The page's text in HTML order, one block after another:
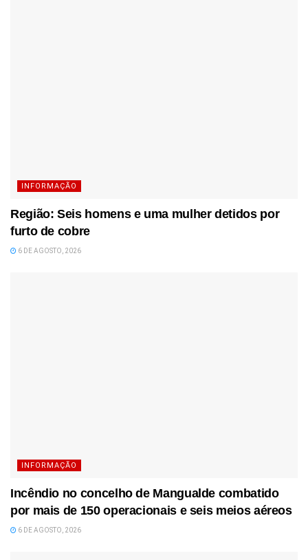
INFORMAÇÃO
Região: Seis homens e uma mulher detidos por
furto de cobre
6 DE AGOSTO, 2026
INFORMAÇÃO
Incêndio no concelho de Mangualde combatido
por mais de 150 operacionais e seis meios aéreos
6 DE AGOSTO, 2026